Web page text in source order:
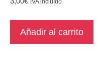
IVA incluído
Añadir al carrito